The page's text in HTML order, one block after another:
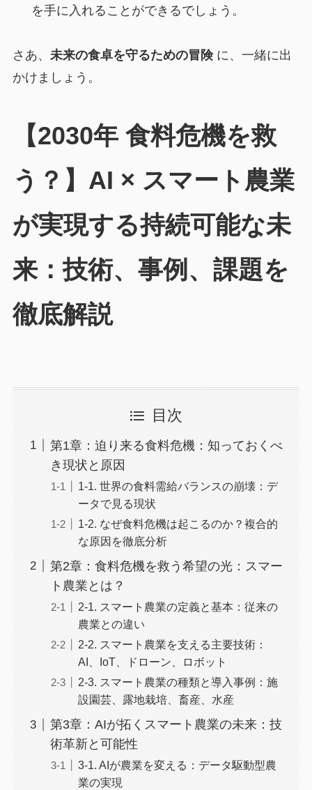
を手に入れることができるでしょう。
さあ、 未来の食卓を守るための冒険に、一緒に出
かけましょう。
【2030年 食料危機を救
う？】AI × スマート農業
が実現する持続可能な未
来：技術、事例、課題を
徹底解説
目次
第1章：迫り来る食料危機：知っておくべ
き現状と原因
1-1. 世界の食料需給バランスの崩壊：デ
ータで見る現状
1-2. なぜ食料危機は起こるのか？複合的
な原因を徹底分析
第2章：食料危機を救う希望の光：スマー
ト農業とは？
2-1. スマート農業の定義と基本：従来の
農業との違い
2-2. スマート農業を支える主要技術：
AI、IoT、ドローン、ロボット
2-3. スマート農業の種類と導入事例：施
設園芸、露地栽培、畜産、水産
第3章：AIが拓くスマート農業の未来：技
術革新と可能性
3-1. AIが農業を変える：データ駆動型農
業の実現